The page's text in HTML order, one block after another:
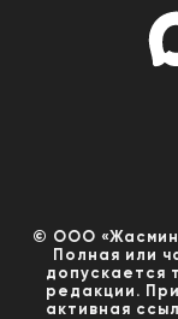
© ООО
Полная или
допускается
редакции.
активная